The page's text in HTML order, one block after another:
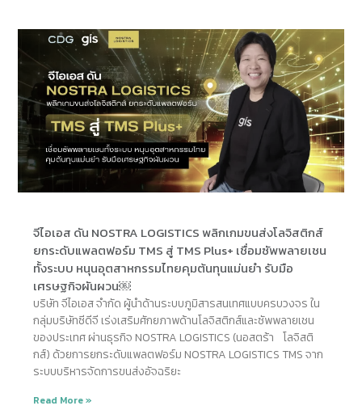
จีไอเอส ดัน NOSTRA LOGISTICS พลิกเกมขนส่งโลจิสติกส์
ยกระดับแพลตฟอร์ม TMS สู่ TMS Plus+ เชื่อมซัพพลายเชน
ทั้งระบบ หนุนอุตสาหกรรมไทยคุมต้นทุนแม่นยำ รับมือ
เศรษฐกิจผันผวน￼
บริษัท จีไอเอส จำกัด ผู้นำด้านระบบภูมิสารสนเทศแบบครบวงจร ใน
กลุ่มบริษัทซีดีจี เร่งเสริมศักยภาพด้านโลจิสติกส์และซัพพลายเชน
ของประเทศ ผ่านธุรกิจ NOSTRA LOGISTICS (นอสตร้า โลจิสติ
กส์) ด้วยการยกระดับแพลตฟอร์ม NOSTRA LOGISTICS TMS จาก
ระบบบริหารจัดการขนส่งอัจฉริยะ
Read More »